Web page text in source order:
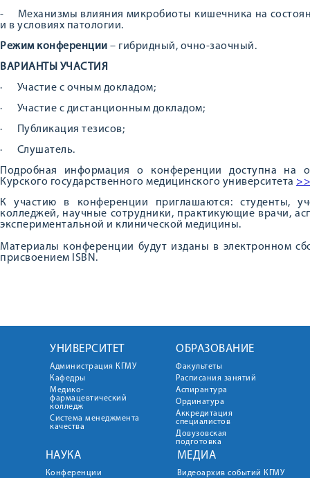
- Механизмы влияния микробиоты кишечника на
и в условиях патологии.
Режим конференции – гибридный, очно-заочный.
ВАРИАНТЫ УЧАСТИЯ
· Участие с очным докладом;
· Участие с дистанционным докладом;
·
Публикация тезисов;
· Слушатель.
Подробная информация о конференции доступна на
Курского государственного медицинского университета
К участию в конференции приглашаются: студенты,
колледжей, научные сотрудники, практикующие врачи,
экспериментальной и клинической медицины.
Материалы конференции будут изданы в электронном
присвоением ISBN.
УНИВЕРСИТЕТ
Администрация КГМУ
Кафедры
Медико-
фармацевтический
колледж
Система менеджмента
качества
ОБРАЗОВАНИЕ
Факультеты
Расписания занятий
Аспирантура
Ординатура
Аккредитация
специалистов
Довузовская
подготовка
НАУКА
Конференции
МЕДИА
Видеоархив событий КГМУ